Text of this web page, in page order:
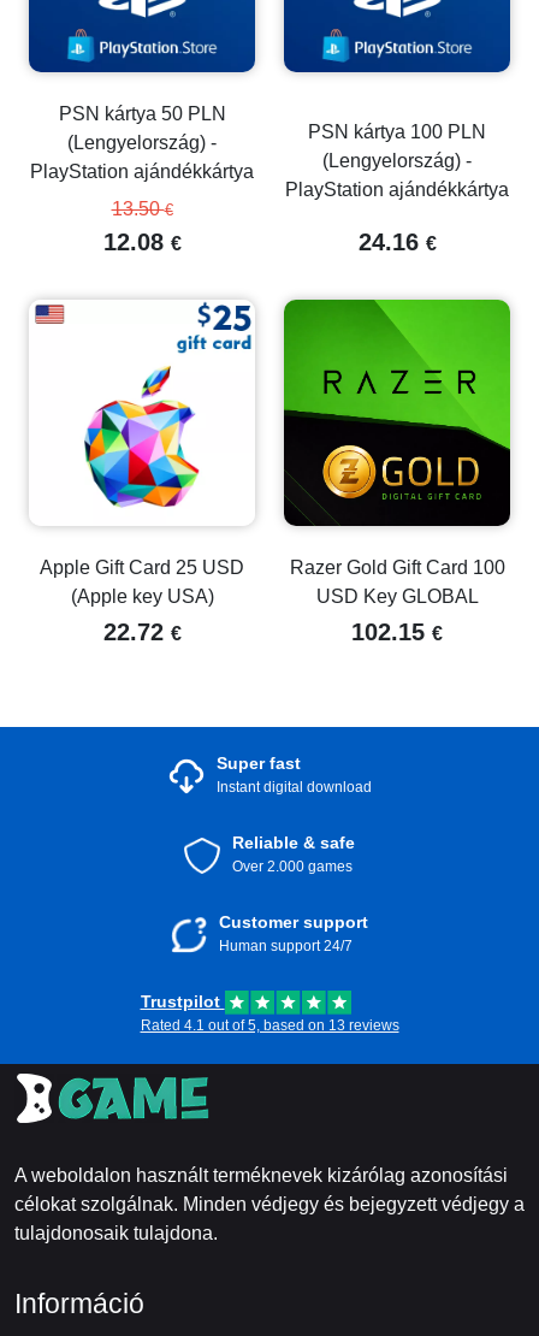
PSN kártya 50 PLN
(Lengyelország) -
PlayStation ajándékkártya
13.50€
12.08 €
PSN kártya 100 PLN
(Lengyelország) -
PlayStation ajándékkártya
24.16 €
Apple Gift Card 25 USD
(Apple key USA)
22.72 €
Razer Gold Gift Card 100
USD Key GLOBAL
102.15 €
Super fast
Instant digital download
Reliable & safe
Over 2.000 games
Customer support
Human support 24/7
Trustpilot
Rated 4.1 out of 5, based on 13 reviews
A weboldalon használt terméknevek kizárólag azonosítási
célokat szolgálnak. Minden védjegy és bejegyzett védjegy a
tulajdonosaik tulajdona.
Információ